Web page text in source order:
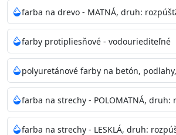
farba zasychá na dotyk po 30-60min./
dokonalom preschnutí minimálne 3-
4hod/23°C je možné aplikovať ďalšiu
Doba schnutia je závislá na
podmienkach s vyššou vlhkosťou a
teplotou sa doba schnutia predlžuje.
Neaplikujte pri teplote pod 5°C a nad
farba na drevo - MATNÁ, druh:
farby protipliesňové - vodouriediteľné
polyuretánové farby na betón,
farba na strechy - POLOMATNÁ, druh:
farba na strechy - LESKLÁ, druh: